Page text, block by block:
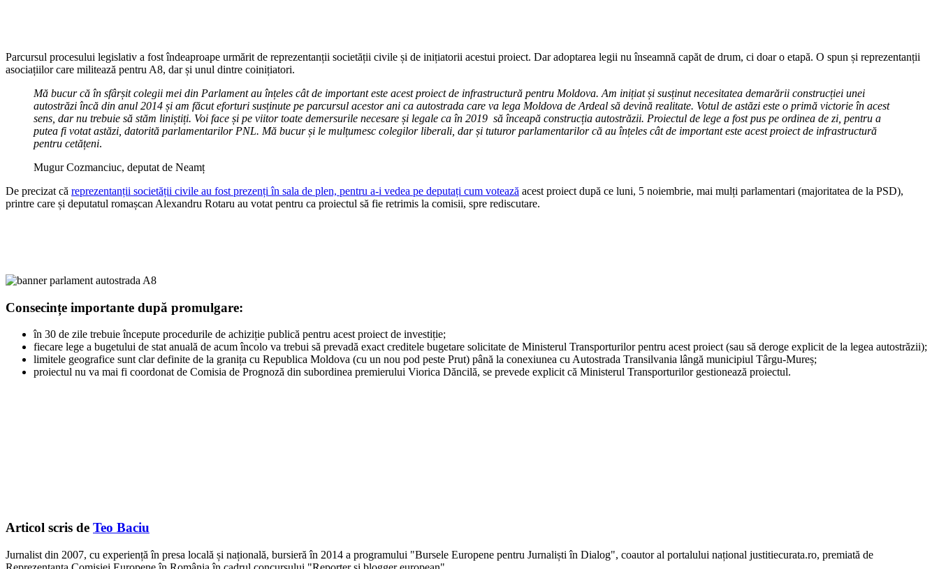
Parcursul procesului legislativ a fost îndeaproape urmărit de reprezentanții societății civile și de inițiatorii acestui proiect. Dar adoptarea legii nu înseamnă capăt de drum, ci doar o etapă. O spun și reprezentanții
asociațiilor care militează pentru A8, dar și unul dintre coinițiatori.
Mă bucur că în sfârșit colegii mei din Parlament au înțeles cât de important este acest proiect de infrastructură pentru Moldova. Am inițiat și susținut necesitatea demarării construcției unei
autostrăzi încă din anul 2014 și am făcut eforturi susținute pe parcursul acestor ani ca autostrada care va lega Moldova de Ardeal să devină realitate. Votul de astăzi este o primă victorie în acest
sens, dar nu trebuie să stăm liniștiți. Voi face și pe viitor toate demersurile necesare și legale ca în 2019 să înceapă construcția autostrăzii. Proiectul de lege a fost pus pe ordinea de zi, pentru a
putea fi votat astăzi, datorită parlamentarilor PNL. Mă bucur și le mulțumesc colegilor liberali, dar și tuturor parlamentarilor că au înțeles cât de important este acest proiect de infrastructură
pentru cetățeni.
Mugur Cozmanciuc, deputat de Neamț
De precizat că reprezentanții societății civile au fost prezenți în sala de plen, pentru a-i vedea pe deputați cum votează acest proiect după ce luni, 5 noiembrie, mai mulți parlamentari (majoritatea de la PSD),
printre care și deputatul romașcan Alexandru Rotaru au votat pentru ca proiectul să fie retrimis la comisii, spre rediscutare.
Consecințe importante după promulgare:
în 30 de zile trebuie începute procedurile de achiziție publică pentru acest proiect de investiție;
fiecare lege a bugetului de stat anuală de acum încolo va trebui să prevadă exact creditele bugetare solicitate de Ministerul Transporturilor pentru acest proiect (sau să deroge explicit de la legea autostrăzii);
limitele geografice sunt clar definite de la granița cu Republica Moldova (cu un nou pod peste Prut) până la conexiunea cu Autostrada Transilvania lângă municipiul Târgu-Mureș;
proiectul nu va mai fi coordonat de Comisia de Prognoză din subordinea premierului Viorica Dăncilă, se prevede explicit că Ministerul Transporturilor gestionează proiectul.
Articol scris de Teo Baciu
Jurnalist din 2007, cu experiență în presa locală și națională, bursieră în 2014 a programului "Bursele Europene pentru Jurnaliști în Dialog", coautor al portalului național justitiecurata.ro, premiată de